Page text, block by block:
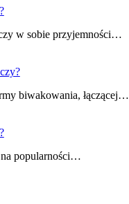
w sobie przyjemności…
biwakowania, łączącej…
na popularności…